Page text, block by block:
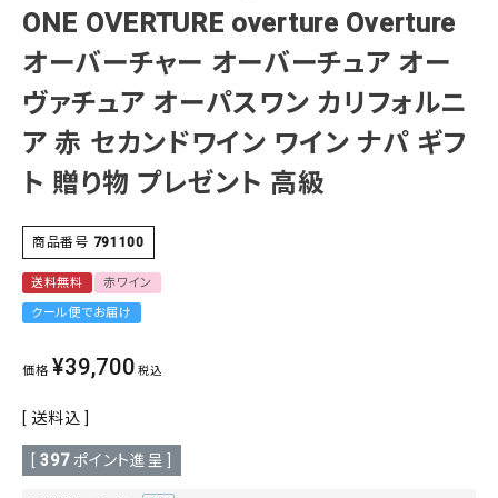
ONE OVERTURE overture Overture
オーバーチャー オーバーチュア オー
ヴァチュア オーパスワン カリフォルニ
ア 赤 セカンドワイン ワイン ナパ ギフ
ト 贈り物 プレゼント 高級
商品番号 791100
送料無料 赤ワイン
クール便でお届け
価格 ¥39,700 税込
送料込
397 ポイント進呈 ]